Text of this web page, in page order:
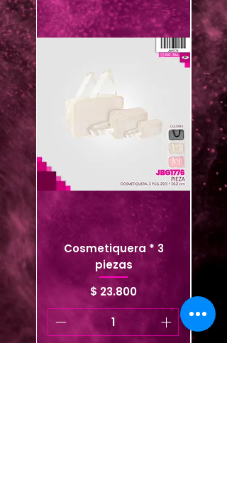
Cosmetiquera * 3
piezas
Precio
$ 23.800